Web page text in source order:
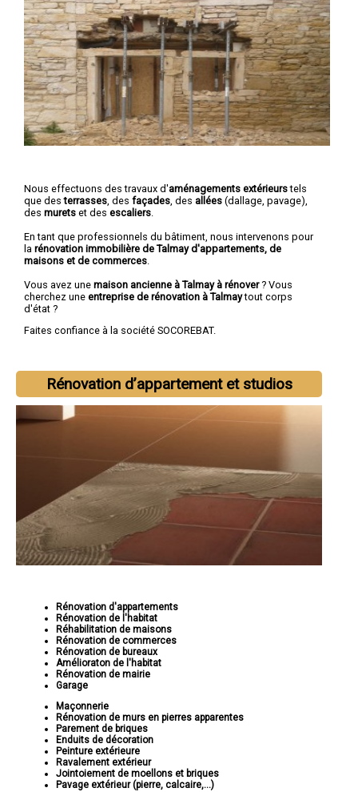
Nous effectuons des travaux d'aménagements extérieurstels
que desterrasses , des façades , des allées (dallage, pavage),
des murets et des escaliers
En tant que professionnels du bâtiment, nous intervenons pour
la rénovation immobilière de Talmay d'appartements, de
maisons et de commerces
Vous avez une maison ancienne à Talmay à rénover? Vous
cherchez une entreprise de rénovation à Talmaytout corps
d'état ?
Faites confiance à la société SOCOREBAT.
Rénovation d’appartement et studios
Rénovation d'appartements
Rénovation de l'habitat
Réhabilitation de maisons
Rénovation de commerces
Rénovation de bureaux
Amélioraton de l'habitat
Rénovation de mairie
Garage
Maçonnerie
Rénovation de murs en pierres apparentes
Parement de briques
Enduits de décoration
Peinture extérieure
Ravalement extérieur
Jointoiement de moellons et briques
Pavage extérieur (pierre, calcaire,...)